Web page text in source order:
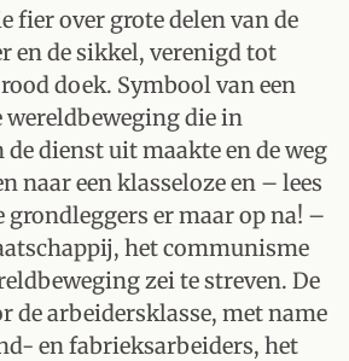
fier over grote delen van de
en de sikkel, verenigd tot
doek. Symbool van een
die in
dienst uit maakte en de weg
naar een klasseloze en – lees
grondleggers er maar op na! –
het communisme
zei te streven. De
de arbeidersklasse, met name
en fabrieksarbeiders, het